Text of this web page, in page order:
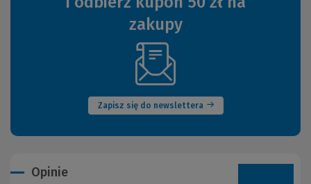
zakupy
Zapisz się do newslettera
(Nowe
okno)
Opinie